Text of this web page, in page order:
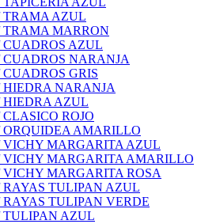
TRAMA AZUL
TRAMA MARRON
CUADROS AZUL
CUADROS NARANJA
CUADROS GRIS
HIEDRA NARANJA
HIEDRA AZUL
CLASICO ROJO
ORQUIDEA AMARILLO
VICHY MARGARITA AZUL
VICHY MARGARITA AMARILLO
VICHY MARGARITA ROSA
RAYAS TULIPAN AZUL
RAYAS TULIPAN VERDE
TULIPAN AZUL